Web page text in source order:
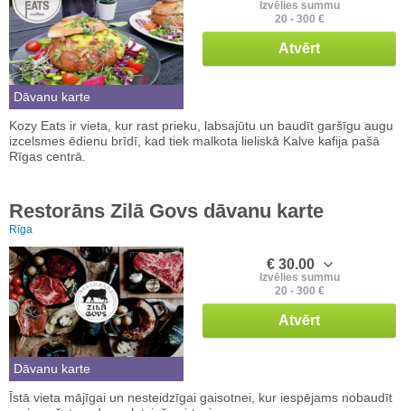
Dāvanu karte
Izvēlies summu
20 - 300 €
Atvērt
Kozy Eats ir vieta, kur rast prieku, labsajūtu un baudīt garšīgu augu
izcelsmes ēdienu brīdī, kad tiek malkota lieliskā Kalve kafija pašā
Rīgas centrā.
Restorāns Zilā Govs dāvanu karte
Rīga
Dāvanu karte
€ 30.00
Izvēlies summu
20 - 300 €
Atvērt
Īstā vieta mājīgai un nesteidzīgai gaisotnei, kur iespējams nobaudīt